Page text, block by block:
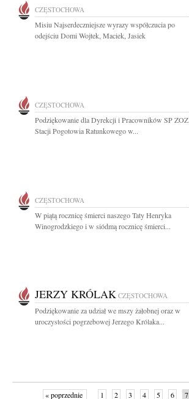
CZĘSTOCHOWA
Misiu Najserdeczniejsze wyrazy współczucia po
odejściu Domi Wojtek, Maciek, Jasiek
CZĘSTOCHOWA
Podziękowanie dla Dyrekcji i Pracowników SP ZOZ
Stacji Pogotowia Ratunkowego w...
CZĘSTOCHOWA
W piątą rocznicę śmierci naszego Taty Henryka
Winogrodzkiego i w siódmą rocznicę śmierci...
JERZY KRÓLAK CZĘSTOCHOWA
Podziękowanie za udział we mszy żałobnej oraz w
uroczystości pogrzebowej Jerzego Królaka...
« poprzednie 1 2 3 4 5 6 7